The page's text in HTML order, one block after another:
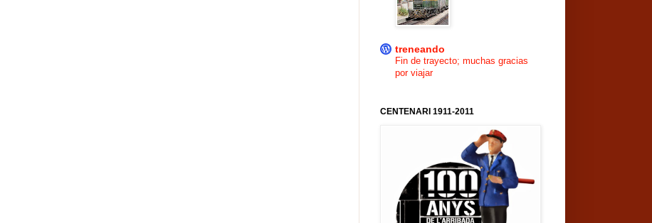
treneando
Fin de trayecto; muchas gracias
por viajar
CENTENARI 1911-2011